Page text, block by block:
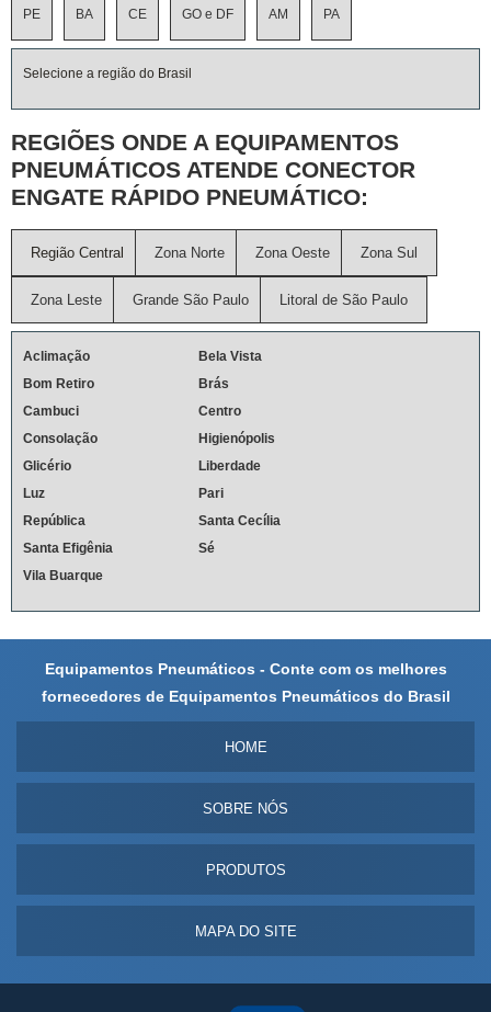
PE BA CE GO e DF AM PA
Selecione a região do Brasil
REGIÕES ONDE A EQUIPAMENTOS
PNEUMÁTICOS ATENDE CONECTOR
ENGATE RÁPIDO PNEUMÁTICO:
Região Central Zona Norte Zona Oeste Zona Sul
Zona Leste Grande São Paulo Litoral de São Paulo
Aclimação
Bela Vista
Bom Retiro
Brás
Cambuci
Centro
Consolação
Higienópolis
Glicério
Liberdade
Luz
Pari
República
Santa Cecília
Santa Efigênia
Sé
Vila Buarque
Equipamentos Pneumáticos - Conte com os melhores
fornecedores de Equipamentos Pneumáticos do Brasil
HOME
SOBRE NÓS
PRODUTOS
MAPA DO SITE